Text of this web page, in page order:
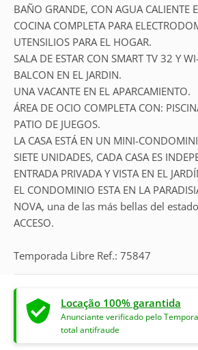
BAÑO GRANDE, CON AGUA CALIENTE
COCINA COMPLETA PARA
UTENSILIOS PARA EL HOGAR.
SALA DE ESTAR CON SMART TV 32 Y
BALCON EN EL JARDIN.
UNA VACANTE EN EL APARCAMIENTO.
ÁREA DE OCIO COMPLETA CON:
PATIO DE JUEGOS.
LA CASA ESTÁ EN UN MINI-
SIETE UNIDADES, CADA CASA ES
ENTRADA PRIVADA Y VISTA EN EL
EL CONDOMINIO ESTA EN LA
NOVA, una de las más bellas del estado
ACCESO.
Temporada Libre Ref.: 75847
Locação 100% garantida
Anunciante verificado pelo
total antifraude